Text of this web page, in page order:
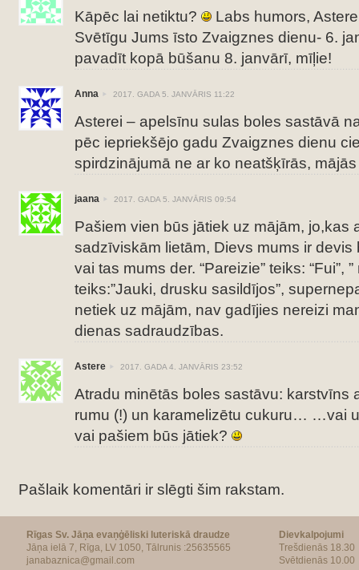
Kāpēc lai netiktu?
Labs humors,
Svētīgu Jums īsto Zvaigznes dienu- 6.
pavadīt kopā būšanu 8. janvārī, mīļie!
Anna 2017. GADA 5. JANVĀRIS 11:22
Asterei – apelsīnu sulas boles sastāvā
pēc iepriekšējo gadu Zvaigznes dienu
spirdzinājumā ne ar ko neatšķīrās,
jaana 2017. GADA 5. JANVĀRIS 09:54
Pašiem vien būs jātiek uz mājām, jo,kas
sadzīviskām lietām, Dievs mums ir devis
vai tas mums der. “Pareizie” teiks: “Fui”,
teiks:”Jauki, drusku sasildījos”,
netiek uz mājām, nav gadījies nereizi
dienas sadraudzības.
Astere 2017. GADA 4. JANVĀRIS 23:52
Atradu minētās boles sastāvu: karstvīns
rumu (!) un karamelizētu cukuru… …vai
vai pašiem būs jātiek?
Pašlaik komentāri ir slēgti šim rakstam.
Rīgas Sv. Jāņa evaņģēliski luteriskā draudze
Jāņa ielā 7, Rīga, LV 1050, Tālrunis :25635565
janabaznica@gmail.com
Dievkalpojumi
Trešdienās 18.30
Svētdienās 10.00